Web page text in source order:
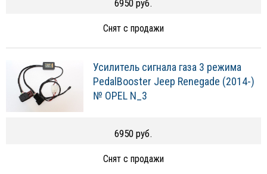
6950 руб.
Снят с продажи
Усилитель сигнала газа 3 режима
PedalBooster Jeep Renegade (2014-)
№ OPEL N_3
6950 руб.
Снят с продажи